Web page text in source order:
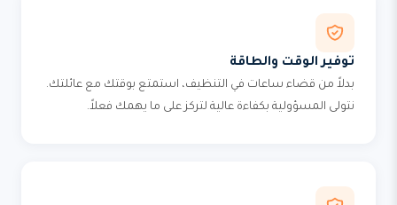
توفير الوقت والطاقة
بدلاً من قضاء ساعات في التنظيف، استمتع بوقتك مع عائلتك.
نتولى المسؤولية بكفاءة عالية لتركز على ما يهمك فعلاً.